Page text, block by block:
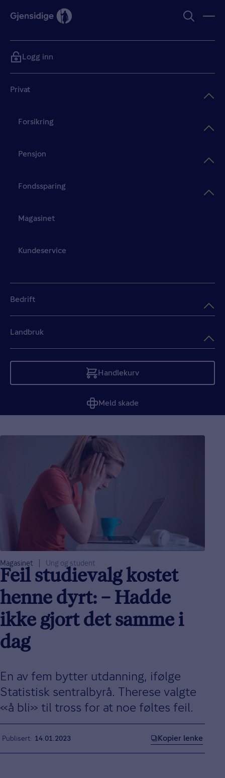
Privat
Forsikring
Pensjon
Fondssparing
Magasinet
Kundeservice
Bedrift
Landbruk
Handlekurv
Tom
Meld skade
Logg inn
Magasinet Ung og student
Feil studievalg kostet
henne dyrt: – Hadde
ikke gjort det samme i
dag
En av fem bytter utdanning, ifølge
Statistisk sentralbyrå. Therese valgte
«å bli» til tross for at noe føltes feil.
Publisert 14.01.2023 Kopier lenke